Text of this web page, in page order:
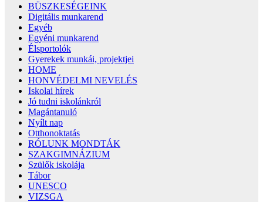
BÜSZKESÉGEINK
Digitális munkarend
Egyéb
Egyéni munkarend
Élsportolók
Gyerekek munkái, projektjei
HOME
HONVÉDELMI NEVELÉS
Iskolai hírek
Jó tudni iskolánkról
Magántanuló
Nyílt nap
Otthonoktatás
RÓLUNK MONDTÁK
SZAKGIMNÁZIUM
Szülők iskolája
Tábor
UNESCO
VIZSGA